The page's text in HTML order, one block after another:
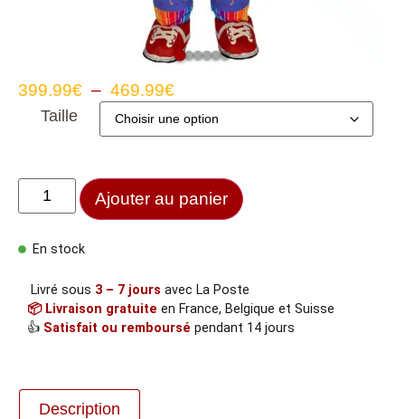
399.99€ – 469.99€
Taille
Ajouter au panier
En stock
Livré sous 3 – 7 jours avec La Poste
📦 Livraison gratuite en France, Belgique et Suisse
👍 Satisfait ou remboursé pendant 14 jours
Description